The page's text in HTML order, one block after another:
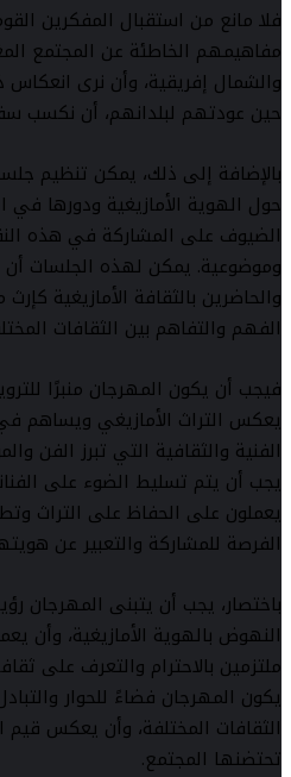
فلا مانع من استقبال المفكرين
مفاهيمهم الخاطئة عن المجتمع
والشمال إفريقية، وأن نرى
حين عودتهم لبلدانهم، أن نكسب
بالإضافة إلى ذلك، يمكن تنظيم
حول الهوية الأمازيغية ودورها
الضيوف على المشاركة في هذه
وموضوعية. يمكن لهذه الجلسات
والحاضرين بالثقافة الأمازيغية
الفهم والتفاهم بين الثقافات
فيجب أن يكون المهرجان منبرًا
يعكس التراث الأمازيغي ويساهم
الفنية والثقافية التي تبرز الفن
يجب أن يتم تسليط الضوء على
يعملون على الحفاظ على التراث
الفرصة للمشاركة والتعبير عن
باختصار، يجب أن يتبنى المهرجان
النهوض بالهوية الأمازيغية، وأن
ملتزمين بالاحترام والتعرف على
يكون المهرجان فضاءً للحوار
الثقافات المختلفة، وأن يعكس قيم
تحتضنها المجتمع.